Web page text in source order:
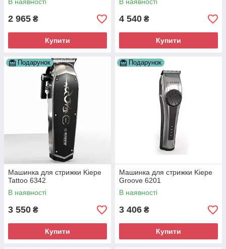
2 965 ₴
Купити
4 540 ₴
Купити
Подарунок
Машинка для стрижки Kiepe
Tattoo 6342
В наявності
3 550 ₴
Купити
Подарунок
Машинка для стрижки Kiepe
Groove 6201
В наявності
3 406 ₴
Купити